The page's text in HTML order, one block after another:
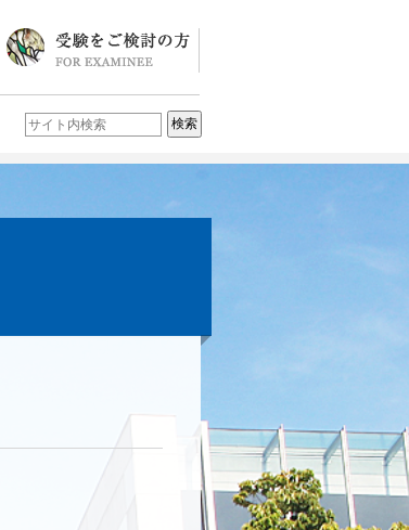
学校説明会・イベント一覧
入試要項・入試結果
Q&A
お問い合わせ
学校案内パンフレット